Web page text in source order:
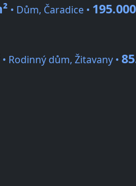
• Dům, Čaradice •
• Rodinný dům, Žitavany •